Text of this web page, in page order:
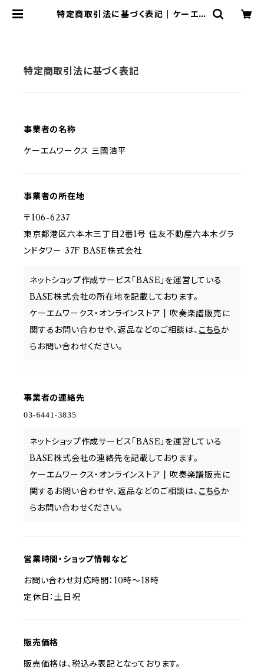
特定商取引法に基づく表記 | ケーエム
特定商取引法に基づく表記
事業者の名称
ケーエムワークス 三國浩平
事業者の所在地
〒106-6237
東京都港区六本木三丁目2番1号 住友不動産六本木グラ
ンドタワー 37F BASE株式会社
ネットショップ作成サービス「BASE」を運営している
BASE株式会社の所在地を記載しております。
ケーエムワークス・オンラインストア | 吹奏楽譜販売に
関するお問い合わせや、返品などのご相談は、 こちらか
らお問い合わせください。
事業者の連絡先
ネットショップ作成サービス「BASE」を運営している
BASE株式会社の連絡先を記載しております。
ケーエムワークス・オンラインストア | 吹奏楽譜販売に
関するお問い合わせや、返品などのご相談は、 こちらか
らお問い合わせください。
営業時間・ショップ情報など
お問い合わせ対応時間：10時〜18時
定休日：土日祝
販売価格
販売価格は、税込み表記となっております。